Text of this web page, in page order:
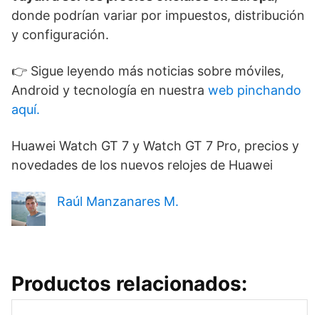
donde podrían variar por impuestos, distribución
y configuración.
👉 Sigue leyendo más noticias sobre móviles,
Android y tecnología en nuestra web pinchando
aquí.
Huawei Watch GT 7 y Watch GT 7 Pro, precios y
novedades de los nuevos relojes de Huawei
Raúl Manzanares M.
Productos relacionados: